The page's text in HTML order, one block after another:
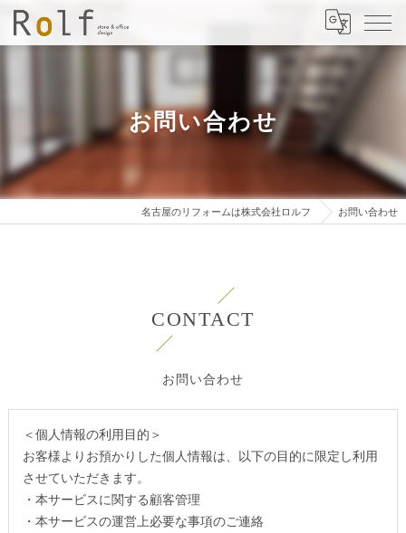
お問い合わせ
名古屋のリフォームは株式会社ロルフ お問い合わせ
お問い合わせ
CONTACT
＜個人情報の利用目的＞
お客様よりお預かりした個人情報は、以下の目的に限定し利用
させていただきます。
・本サービスに関する顧客管理
・本サービスの運営上必要な事項のご連絡